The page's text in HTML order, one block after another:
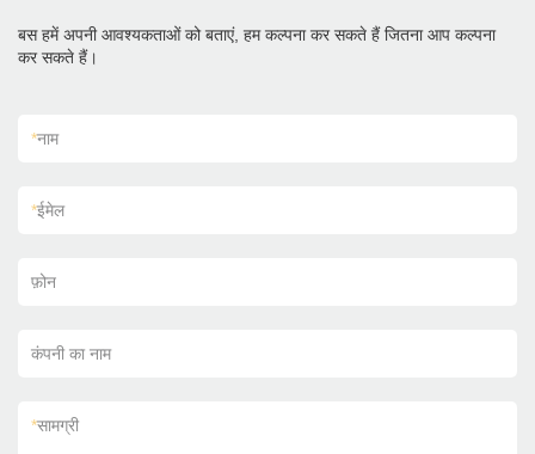
बस हमें अपनी आवश्यकताओं को बताएं, हम कल्पना कर सकते हैं जितना आप कल्पना
कर सकते हैं।
*नाम
*ईमेल
फ़ोन
कंपनी का नाम
*सामग्री